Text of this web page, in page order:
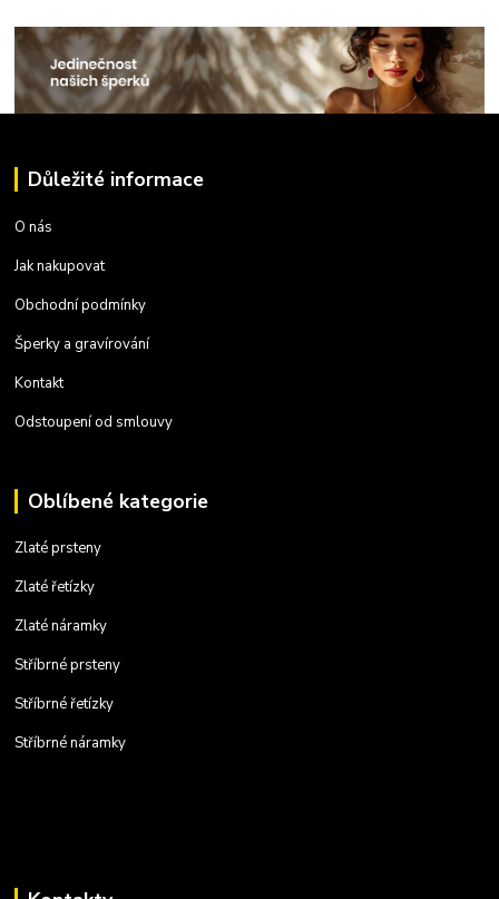
Důležité informace
O nás
Jak nakupovat
Obchodní podmínky
Šperky a gravírování
Kontakt
Odstoupení od smlouvy
Oblíbené kategorie
Zlaté prsteny
Zlaté řetízky
Zlaté náramky
Stříbrné prsteny
Stříbrné řetízky
Stříbrné náramky